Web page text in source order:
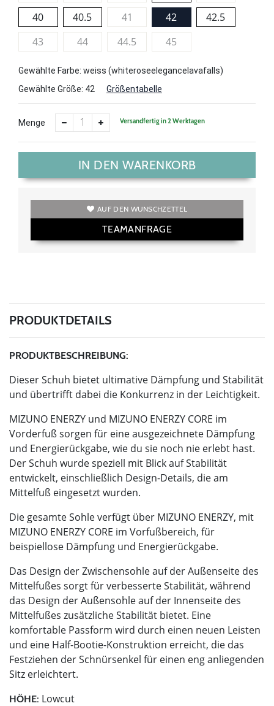
40
40.5 41 42
42.5
43
44 44.5 45
Gewählte Farbe: weiss (whiteroseelegancelavafalls)
Gewählte Größe: 42 Größentabelle
Menge Versandfertig in 2 Werktagen
IN DEN WARENKORB
AUF DEN WUNSCHZETTEL
TEAMANFRAGE
PRODUKTDETAILS
PRODUKTBESCHREIBUNG:
Dieser Schuh bietet ultimative Dämpfung und Stabilität
und übertrifft dabei die Konkurrenz in der Leichtigkeit.
MIZUNO ENERZY und MIZUNO ENERZY CORE im
Vorderfuß sorgen für eine ausgezeichnete Dämpfung
und Energierückgabe, wie du sie noch nie erlebt hast.
Der Schuh wurde speziell mit Blick auf Stabilität
entwickelt, einschließlich Design-Details, die am
Mittelfuß eingesetzt wurden.
Die gesamte Sohle verfügt über MIZUNO ENERZY, mit
MIZUNO ENERZY CORE im Vorfußbereich, für
beispiellose Dämpfung und Energierückgabe.
Das Design der Zwischensohle auf der Außenseite des
Mittelfußes sorgt für verbesserte Stabilität, während
das Design der Außensohle auf der Innenseite des
Mittelfußes zusätzliche Stabilität bietet. Eine
komfortable Passform wird durch einen neuen Leisten
und eine Half-Bootie-Konstruktion erreicht, die das
Festziehen der Schnürsenkel für einen eng anliegenden
Sitz erleichtert.
HÖHE: Lowcut